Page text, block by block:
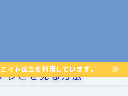
イト広告を利用しています。
レビを見る方法